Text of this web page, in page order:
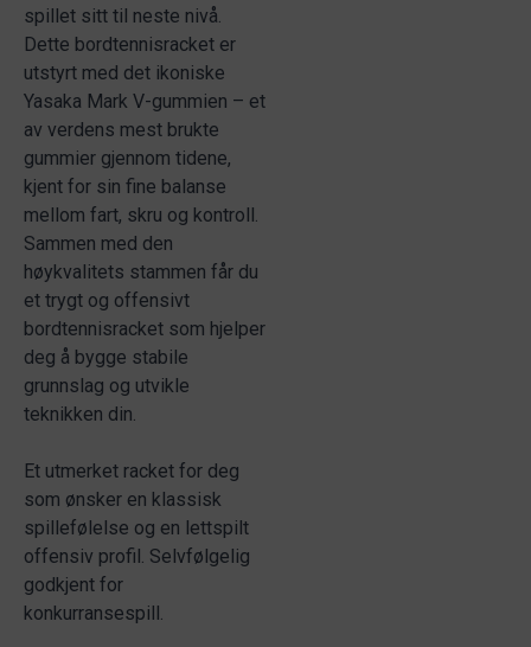
spillet sitt til neste nivå.
Dette bordtennisracket er
utstyrt med det ikoniske
Yasaka Mark V-gummien – et
av verdens mest brukte
gummier gjennom tidene,
kjent for sin fine balanse
mellom fart, skru og kontroll.
Sammen med den
høykvalitets stammen får du
et trygt og offensivt
bordtennisracket som hjelper
deg å bygge stabile
grunnslag og utvikle
teknikken din.
Et utmerket racket for deg
som ønsker en klassisk
spillefølelse og en lettspilt
offensiv profil. Selvfølgelig
godkjent for
konkurransespill.